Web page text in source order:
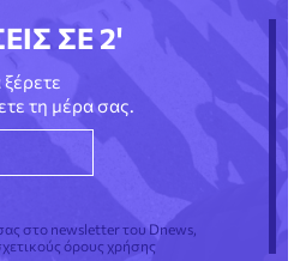
ΣΕ 2'
τη μέρα σας.
στο newsletter του Dnews,
όρους χρήσης